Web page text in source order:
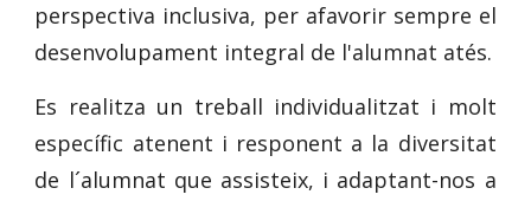
perspectiva inclusiva, per afavorir sempre el
desenvolupament integral de l'alumnat atés.
Es realitza un treball individualitzat i molt
específic atenent i responent a la diversitat
de l´alumnat que assisteix, i adaptant-nos a